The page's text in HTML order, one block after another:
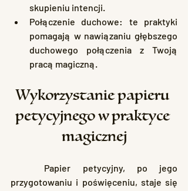
skupieniu intencji.
Połączenie duchowe: te praktyki
pomagają w nawiązaniu głębszego
duchowego połączenia z Twoją
pracą magiczną.
Wykorzystanie papieru
petycyjnego w praktyce
magicznej
przygotowaniu i poświęceniu, staje się